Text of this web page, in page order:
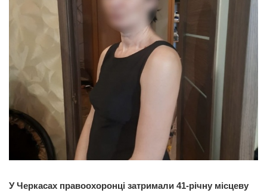
У Черкасах правоохоронці затримали 41-річну місцеву